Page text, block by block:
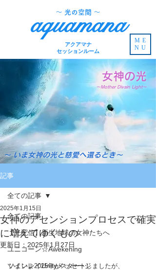
aquamana
​～ 光の空間 ～
アクアマナ
セッションルーム
ME
NU
～Mother Divain Light～
女神の光
～ いま女神の光と慈愛へ還るとき～
記事
全ての記事
【光配信】新生地球の女神たちへ
ユニコーン☆Awekening
ツインレイUnityメッセージ
全ての記事
女神のアセンションプロセスで確実
に増えてゆくもの
2025年1月15日
更新日： 2025年1月27日
いよいよ2025年がスタートしましたが、